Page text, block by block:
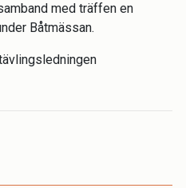
med träffen en
Båtmässan.